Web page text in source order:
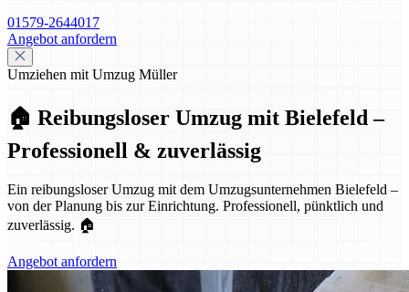
01579-2644017
Angebot anfordern
Umziehen mit Umzug Müller
🏠 Reibungsloser Umzug mit Bielefeld –
Professionell & zuverlässig
Ein reibungsloser Umzug mit dem Umzugsunternehmen Bielefeld –
von der Planung bis zur Einrichtung. Professionell, pünktlich und
zuverlässig. 🏠
Angebot anfordern